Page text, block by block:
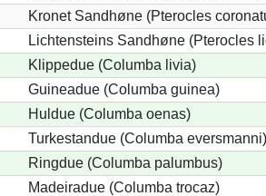
Kronet Sandhøne (Pterocles
Lichtensteins Sandhøne (Pterocles
Klippedue (Columba livia)
Guineadue (Columba guinea)
Huldue (Columba oenas)
Turkestandue (Columba eversmanni)
Ringdue (Columba palumbus)
Madeiradue (Columba trocaz)